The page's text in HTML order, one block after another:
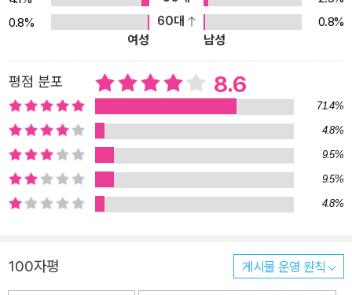
0.8%
60대
0.8%
여성
남성
평점 분포 8.6
71.4%
4.8%
9.5%
9.5%
4.8%
100자평 게시물 운영 원칙